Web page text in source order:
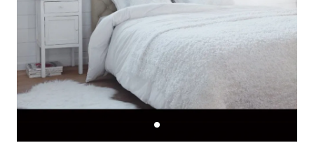
Armadi
Armadio ante Battenti
Armadi ante
Scorrevoli
Cabine Armadio
Armadi su misura
Blindate
Porte Scorrevoli